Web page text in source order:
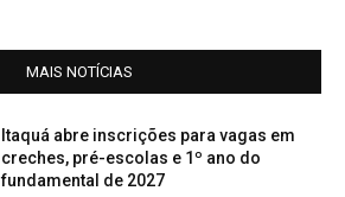
MAIS NOTÍCIAS
Itaquá abre inscrições para vagas em
creches, pré-escolas e 1º ano do
fundamental de 2027